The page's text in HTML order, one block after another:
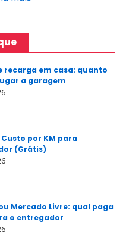
recarga em casa: quanto
a garagem
por KM para
(Grátis)
Mercado Livre: qual paga
o entregador